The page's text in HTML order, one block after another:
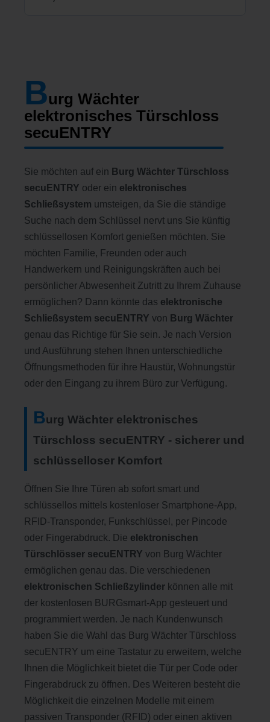
Burg Wächter
elektronisches Türschloss
secuENTRY
Sie möchten auf ein Burg Wächter Türschloss
secuENTRY oder ein elektronisches
Schließsystem umsteigen, da Sie die ständige
Suche nach dem Schlüssel nervt uns Sie künftig
schlüssellosen Komfort genießen möchten. Sie
möchten Familie, Freunden oder auch
Handwerkern und Reinigungskräften auch bei
persönlicher Abwesenheit Zutritt zu Ihrem Zuhause
ermöglichen? Dann könnte das elektronische
Schließsystem secuENTRY von Burg Wächter
genau das Richtige für Sie sein. Je nach Version
und Ausführung stehen Ihnen unterschiedliche
Öffnungsmethoden für ihre Haustür, Wohnungstür
oder den Eingang zu ihrem Büro zur Verfügung.
Burg Wächter elektronisches
Türschloss secuENTRY - sicherer und
schlüsselloser Komfort
Öffnen Sie Ihre Türen ab sofort smart und
schlüssellos mittels kostenloser Smartphone-App,
RFID-Transponder, Funkschlüssel, per Pincode
oder Fingerabdruck. Die elektronischen
Türschlösser secuENTRY von Burg Wächter
ermöglichen genau das. Die verschiedenen
elektronischen Schließzylinder können alle mit
der kostenlosen BURGsmart-App gesteuert und
programmiert werden. Je nach Kundenwunsch
haben Sie die Wahl das Burg Wächter Türschloss
secuENTRY um eine Tastatur zu erweitern, welche
Ihnen die Möglichkeit bietet die Tür per Code oder
Fingerabdruck zu öffnen. Des Weiteren besteht die
Möglichkeit die einzelnen Modelle mit einem
passiven Transponder (RFID) oder einen aktiven